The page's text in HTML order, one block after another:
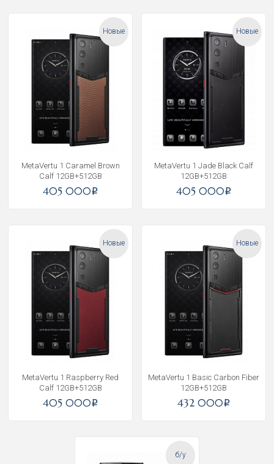
Новые
MetaVertu 1 Caramel Brown
Calf 12GB+512GB
405 000i
Новые
MetaVertu 1 Jade Black Calf
12GB+512GB
405 000i
Новые
MetaVertu 1 Raspberry Red
Calf 12GB+512GB
405 000i
Новые
MetaVertu 1 Basic Carbon Fiber
12GB+512GB
432 000i
б/у